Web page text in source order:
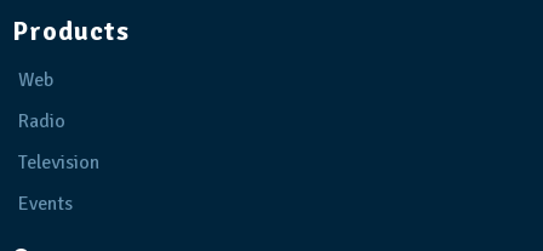
Products
Web
Radio
Television
Events